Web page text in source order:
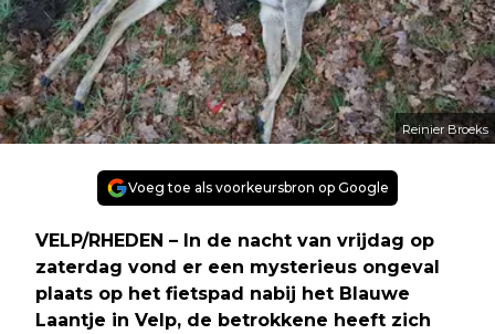
Reinier Broeks
Voeg toe als voorkeursbron op Google
VELP/RHEDEN – In de nacht van vrijdag op
zaterdag vond er een mysterieus ongeval
plaats op het fietspad nabij het Blauwe
Laantje in Velp, de betrokkene heeft zich